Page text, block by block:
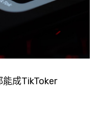
能成TikToker